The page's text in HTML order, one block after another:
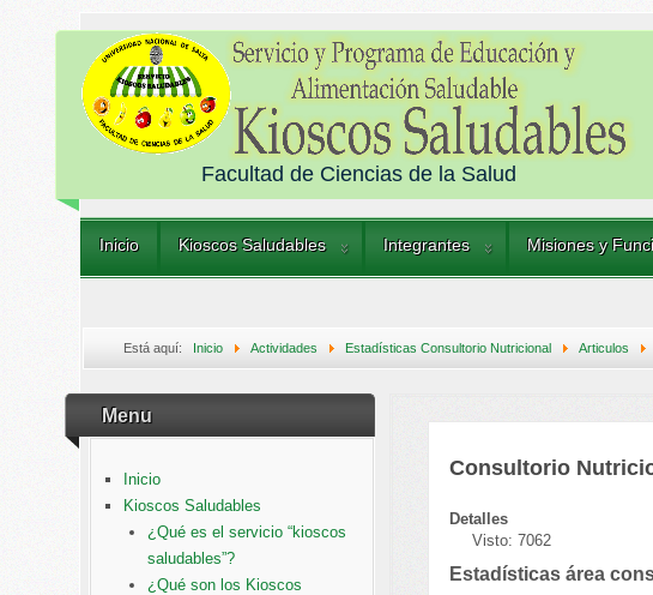
Facultad de Ciencias de la Salud
Inicio Kioscos Saludables Integrantes Misiones y
Está aquí: Inicio Actividades Estadísticas Consultorio Nutricional Articulos
Menu
Inicio
Kioscos Saludables
¿Qué es el servicio “kioscos
saludables”?
¿Qué son los Kioscos
Consultorio
Detalles
Visto: 7062
Estadísticas área